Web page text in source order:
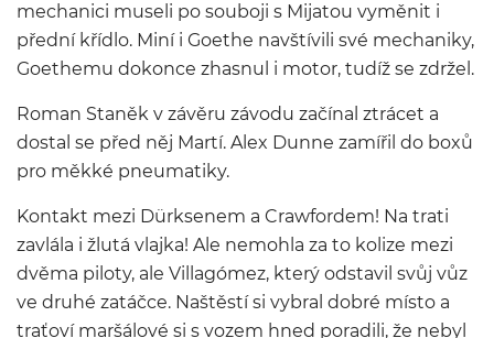
mechanici museli po souboji s Mijatou vyměnit i
přední křídlo. Miní i Goethe navštívili své mechaniky,
Goethemu dokonce zhasnul i motor, tudíž se zdržel.
Roman Staněk v závěru závodu začínal ztrácet a
dostal se před něj Martí. Alex Dunne zamířil do boxů
pro měkké pneumatiky.
Kontakt mezi Dürksenem a Crawfordem! Na trati
zavlála i žlutá vlajka! Ale nemohla za to kolize mezi
dvěma piloty, ale Villagómez, který odstavil svůj vůz
ve druhé zatáčce. Naštěstí si vybral dobré místo a
traťoví maršálové si s vozem hned poradili, že nebyl